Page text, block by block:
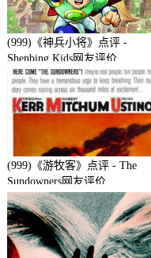
(999)《神兵小将》点评 -
Shenbing Kids网友评价
(999)《游牧客》点评 - The
Sundowners网友评价